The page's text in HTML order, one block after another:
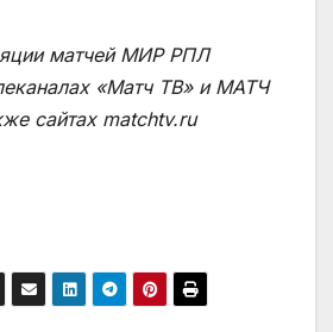
матчей МИР РПЛ
«Матч ТВ» и МАТЧ
сайтах matchtv.ru